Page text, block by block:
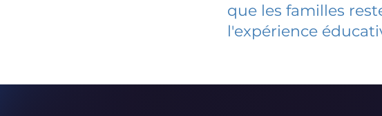
que les familles
l'expérience